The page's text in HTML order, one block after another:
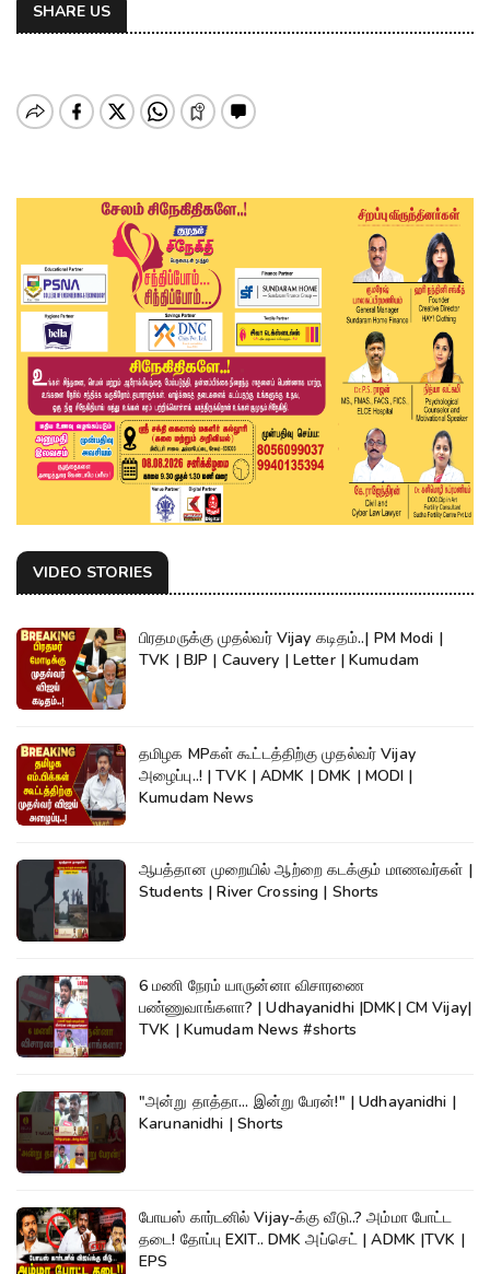
SHARE US
VIDEO STORIES
பிரதமருக்கு முதல்வர் Vijay கடிதம்..| PM Modi |
TVK | BJP | Cauvery | Letter | Kumudam
தமிழக MPகள் கூட்டத்திற்கு முதல்வர் Vijay
அழைப்பு..! | TVK | ADMK | DMK | MODI |
Kumudam News
ஆபத்தான முறையில் ஆற்றை கடக்கும் மாணவர்கள் |
Students | River Crossing | Shorts
6 மணி நேரம் யாருன்னா விசாரணை
பண்ணுவாங்களா? | Udhayanidhi |DMK| CM Vijay|
TVK | Kumudam News #shorts
"அன்று தாத்தா... இன்று பேரன்!" | Udhayanidhi |
Karunanidhi | Shorts
போயஸ் கார்டனில் Vijay-க்கு வீடு..? அம்மா போட்ட
தடை! தோப்பு EXIT.. DMK அப்செட் | ADMK |TVK |
EPS